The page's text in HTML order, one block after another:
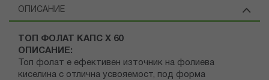
ОПИСАНИЕ
ТОП ФОЛАТ КАПС Х 60
ОПИСАНИЕ:
Топ фолат е ефективен източник на фолиева
киселина с отлична усвояемост, под форма